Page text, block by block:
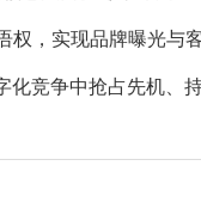
权，实现品牌曝光与
化竞争中抢占先机、持